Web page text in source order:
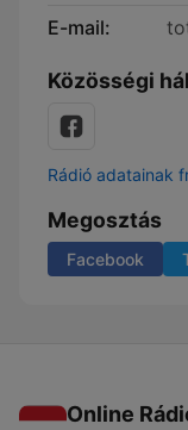
E-mail:
Közösségi
Rádió adatainak
Megosztás
Facebook
Online